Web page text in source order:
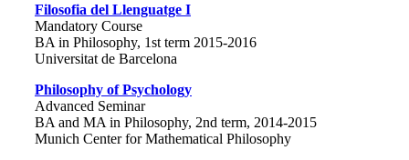
Filosofia del Llenguatge I
Mandatory Course
BA in Philosophy, 1st term 2015-2016
Universitat de Barcelona
Philosophy of Psychology
Advanced Seminar
BA and MA in Philosophy, 2nd term, 2014-2015
Munich Center for Mathematical Philosophy